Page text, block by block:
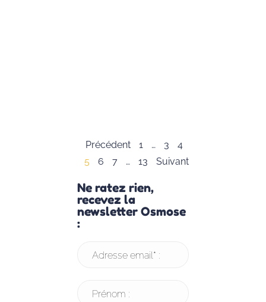
Précédent 1 … 3
4
5
6 7 … 13 Suivant
Ne ratez rien,
recevez la
newsletter Osmose
:
Adresse email* :
Prénom :